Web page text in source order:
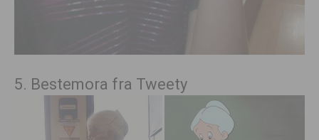
5. Bestemora fra Tweety